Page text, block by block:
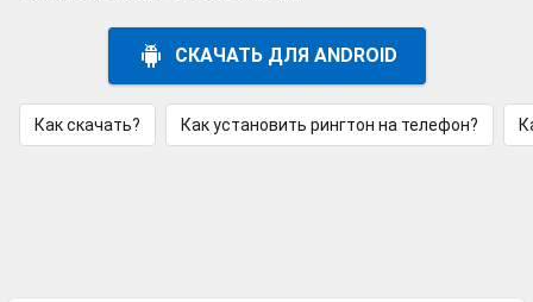
СКАЧАТЬ ДЛЯ ANDROID
Как скачать? Как установить рингтон на телефон?